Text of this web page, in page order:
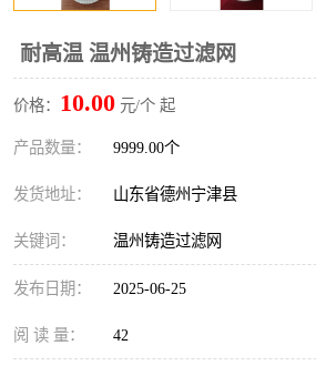
耐高温 温州铸造过滤网
价格： 10.00 元/个 起
产品数量： 9999.00个
发货地址： 山东省德州宁津县
关键词： 温州铸造过滤网
发布日期： 2025-06-25
阅 读 量： 42